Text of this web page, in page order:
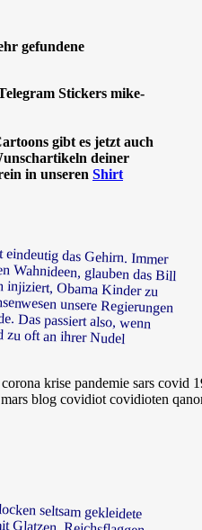
gefundene
gibt es jetzt auch
deiner
in unseren Shirt
das Gehirn. Immer
Wahnideen, glauben das Bill
injiziert, Obama Kinder zu
unsere Regierungen
Das passiert also, wenn
zu oft an ihrer Nudel
seltsam gekleidete
Glatzen, Reichsflaggen,
Hand. Gemeinsam feiern
die mittlerweile weltweit
wie “Ein bisschen SARS
Also “quer”, nicht das
so aussehen. Wie auch
unpraktisch vor, “quer”